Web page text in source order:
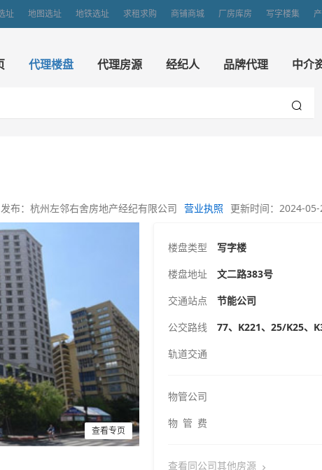
址 地图选址 地铁选址 求租求购 商铺商城 厂房库房 写字楼集
代理楼盘 代理房源 经纪人 品牌代理 中介
发布：杭州左邻右舍房地产经纪有限公司 营业执照 更新时间：2024-
查看专页
楼盘类型
写字楼
楼盘地址
文二路383号
交通站点
节能公司
公交路线
77、K221、25/K25、
轨道交通
物管公司
物 管 费
查看同公司其他房源